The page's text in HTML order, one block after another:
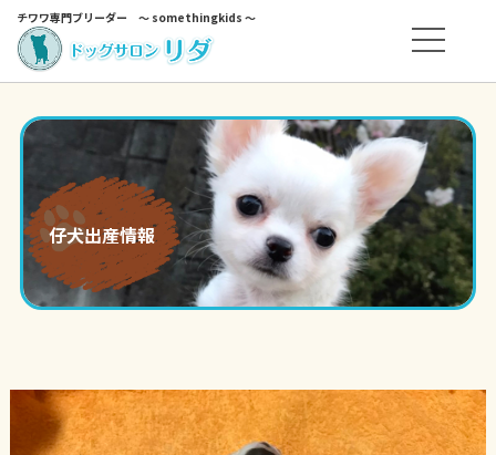
チワワ専門ブリーダー ～ somethingkids ～
仔犬出産情報